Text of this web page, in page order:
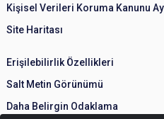
Kişisel Verileri Koruma Kanunu
Site Haritası
Erişilebilirlik Özellikleri
Salt Metin Görünümü
Daha Belirgin Odaklama